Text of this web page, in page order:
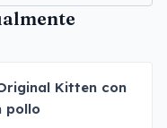
Kitten con
pollo